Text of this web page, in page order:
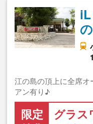
江の島の頂上に全席オ
アン有り♪
限定
グラス